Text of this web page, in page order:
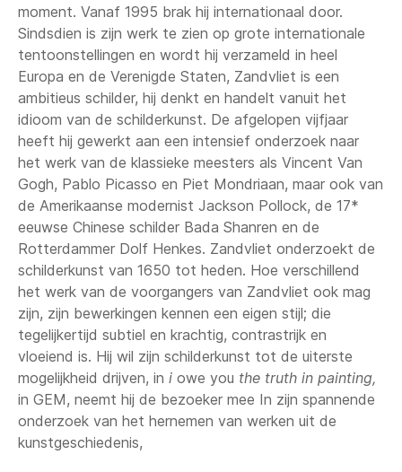
moment. Vanaf 1995 brak hij internationaal door.
Sindsdien is zijn werk te zien op grote internationale
tentoonstellingen en wordt hij verzameld in heel
Europa en de Verenigde Staten, Zandvliet is een
ambitieus schilder, hij denkt en handelt vanuit het
idioom van de schilderkunst. De afgelopen vijfjaar
heeft hij gewerkt aan een intensief onderzoek naar
het werk van de klassieke meesters als Vincent Van
Gogh, Pablo Picasso en Piet Mondriaan, maar ook van
de Amerikaanse modernist Jackson Pollock, de 17*
eeuwse Chinese schilder Bada Shanren en de
Rotterdammer Dolf Henkes. Zandvliet onderzoekt de
schilderkunst van 1650 tot heden. Hoe verschillend
het werk van de voorgangers van Zandvliet ook mag
zijn, zijn bewerkingen kennen een eigen stijl; die
tegelijkertijd subtiel en krachtig, contrastrijk en
vloeiend is. Hij wil zijn schilderkunst tot de uiterste
mogelijkheid drijven, in i owe you the truth in painting,
in GEM, neemt hij de bezoeker mee In zijn spannende
onderzoek van het hernemen van werken uit de
kunstgeschiedenis,